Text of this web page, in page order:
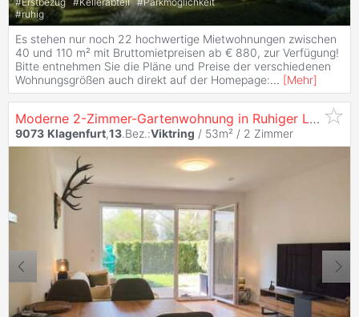
#ruhig
Es stehen nur noch 22 hochwertige Mietwohnungen zwischen
40 und 110 m² mit Bruttomietpreisen ab € 880, zur Verfügung!
Bitte entnehmen Sie die Pläne und Preise der verschiedenen
Wohnungsgrößen auch direkt auf der Homepage:... [Mehr]
Moderne 2-Zimmer-Gartenwohnung in Ruhiger Lage von
9073 Klagenfurt,13.Bez.:Viktring / 53m² / 2 Zimmer